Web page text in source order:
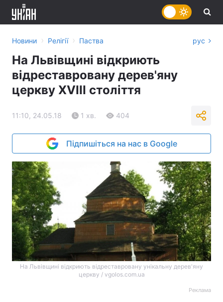
Новини › Релігії › Паства рус
На Львівщині відкриють
відреставровану дерев'яну
церкву XVIII століття
11:10, 24.05.18 1 хв. 404
Підпишіться на нас в Google
На Львівщині відкриють відреставровану унікальну дерев'яну
церкву / vgolos.com.ua
Реклама